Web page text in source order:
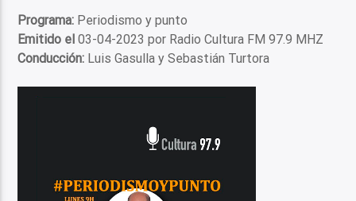
Programa: Periodismo y punto
Emitido el 03-04-2023 por Radio Cultura FM 97.9 MHZ
Conducción: Luis Gasulla y Sebastián Turtora